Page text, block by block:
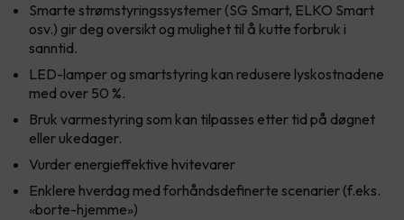
Smarte strømstyringssystemer (SG Smart, ELKO Smart
osv.) gir deg oversikt og mulighet til å kutte forbruk i
sanntid.
LED-lamper og smartstyring kan redusere lyskostnadene
med over 50 %.
Bruk varmestyring som kan tilpasses etter tid på døgnet
eller ukedager.
Vurder energieffektive hvitevarer
Enklere hverdag med forhåndsdefinerte scenarier (f.eks.
«borte-hjemme»)